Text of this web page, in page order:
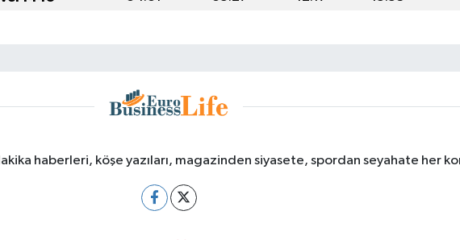
haberleri, köşe yazıları, magazinden siyasete, spordan seyahate her